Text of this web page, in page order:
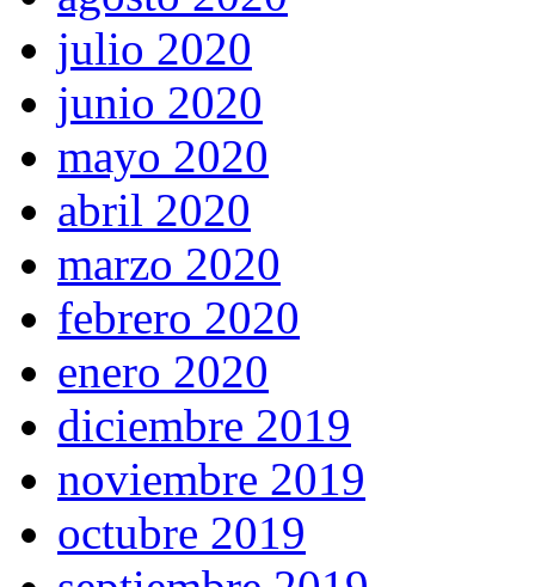
julio 2020
junio 2020
mayo 2020
abril 2020
marzo 2020
febrero 2020
enero 2020
diciembre 2019
noviembre 2019
octubre 2019